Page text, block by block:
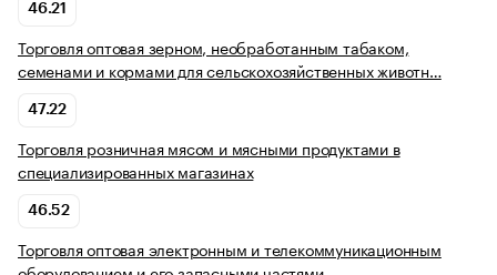
46.21
Торговля оптовая зерном, необработанным табаком,
семенами и кормами для сельскохозяйственных животн…
47.22
Торговля розничная мясом и мясными продуктами в
специализированных магазинах
46.52
Торговля оптовая электронным и телекоммуникационным